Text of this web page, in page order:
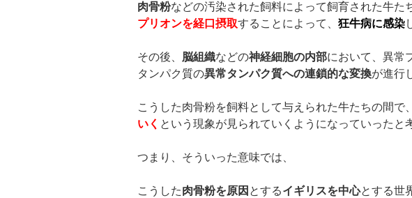
肉骨粉などの汚染された飼料によって飼育された牛た
プリオンを経口摂取することによって、 狂牛病に感染
その後、 脳組織などの神経細胞の内部において、異常
タンパク質の異常タンパク質への連鎖的な変換が進行
こうした肉骨粉を飼料として与えられた牛たちの間で
いく という現象が見られていくようになっていったと
つまり、そういった意味では、
こうした肉骨粉を原因 とするイギリスを中心とする世